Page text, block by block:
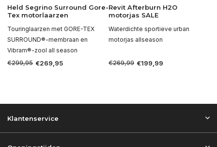
Held Segrino Surround Gore-
Tex motorlaarzen
Touringlaarzen met GORE-TEX
SURROUND®-membraan en
Vibram®-zool all season
€299,95 €269,95
Revit Afterburn H2O
motorjas SALE
Waterdichte sportieve urban
motorjas allseason
€269,99 €199,99
Klantenservice